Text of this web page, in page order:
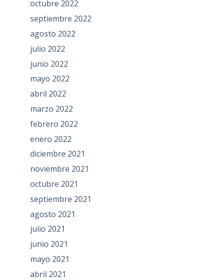
octubre 2022
septiembre 2022
agosto 2022
julio 2022
junio 2022
mayo 2022
abril 2022
marzo 2022
febrero 2022
enero 2022
diciembre 2021
noviembre 2021
octubre 2021
septiembre 2021
agosto 2021
julio 2021
junio 2021
mayo 2021
abril 2021